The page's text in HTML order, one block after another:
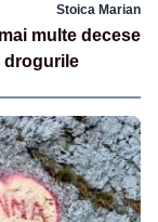
Stoica Marian
multe decese
drogurile